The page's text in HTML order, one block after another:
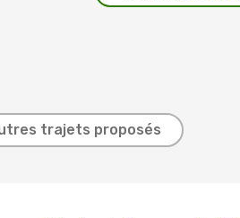
trajets proposés